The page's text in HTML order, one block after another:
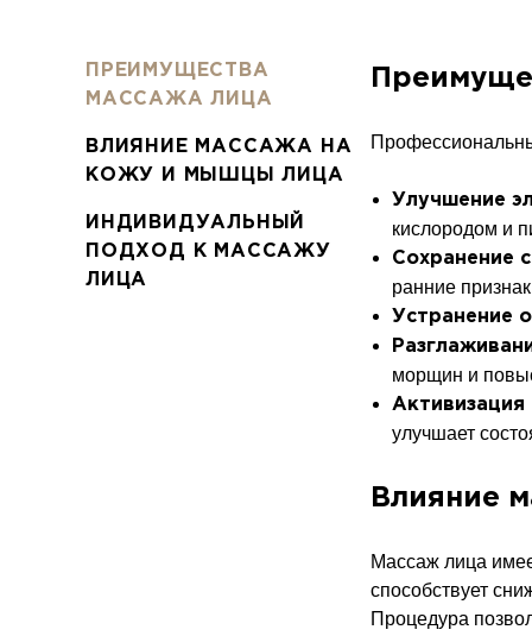
ПРЕИМУЩЕСТВА
МАССАЖА ЛИЦА
ВЛИЯНИЕ МАССАЖА НА
КОЖУ И МЫШЦЫ ЛИЦА
ИНДИВИДУАЛЬНЫЙ
ПОДХОД К МАССАЖУ
ЛИЦА
Улучшение
кислородом и
Сохранение
ранние
Устранение
морщин и
Активизация
улучшает
Влияние
Массаж лица
способствует
Процедура